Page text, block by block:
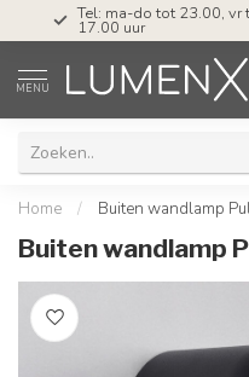
Tel: ma-do tot 23.00, vr tot
17.00 uur
MENU
Home / Buiten wandlamp
Buiten wandlamp